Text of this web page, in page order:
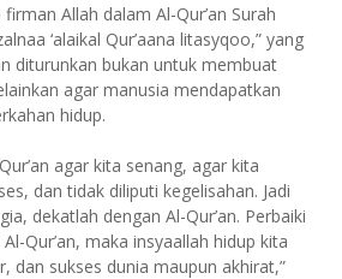
Allah dalam Al-Qur’an Surah
‘alaikal Qur’aana litasyqoo,” yang
diturunkan bukan untuk membuat
agar manusia mendapatkan
hidup.
agar kita senang, agar kita
dan tidak diliputi kegelisahan. Jadi
dekatlah dengan Al-Qur’an. Perbaiki
Qur’an, maka insyaallah hidup kita
dan sukses dunia maupun akhirat,”